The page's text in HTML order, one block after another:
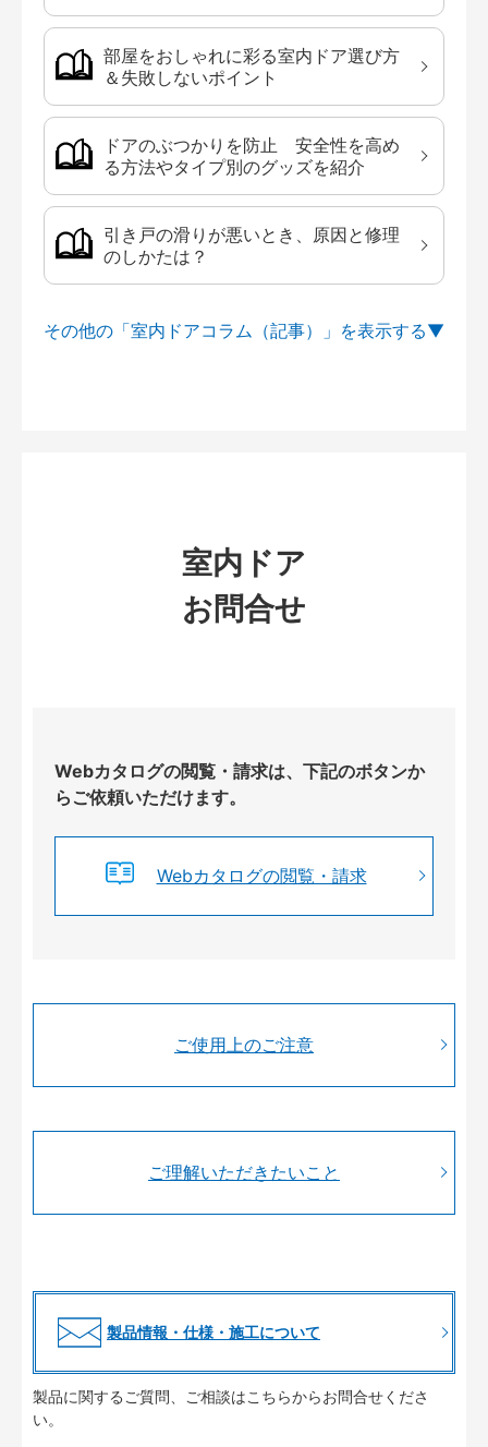
部屋をおしゃれに彩る室内ドア選び方
＆失敗しないポイント
ドアのぶつかりを防止 安全性を高め
る方法やタイプ別のグッズを紹介
引き戸の滑りが悪いとき、原因と修理
のしかたは？
その他の「室内ドアコラム（記事）」を
室内ドア
お問合せ
Webカタログの閲覧・請求は、下記のボタンか
らご依頼いただけます。
Webカタログの閲覧・請求
ご使用上のご注意
ご理解いただきたいこと
製品情報・仕様・施工について
製品に関するご質問、ご相談はこちらからお問合せくださ
い。